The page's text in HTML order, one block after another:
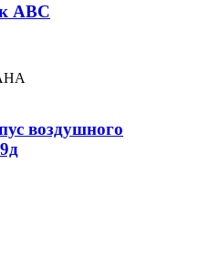
АВС
воздушного